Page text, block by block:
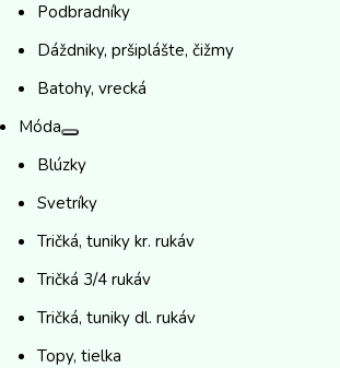
Podbradníky
Dáždniky, pršiplášte, čižmy
Batohy, vrecká
Móda
Blúzky
Svetríky
Tričká, tuniky kr. rukáv
Tričká 3/4 rukáv
Tričká, tuniky dl. rukáv
Topy, tielka